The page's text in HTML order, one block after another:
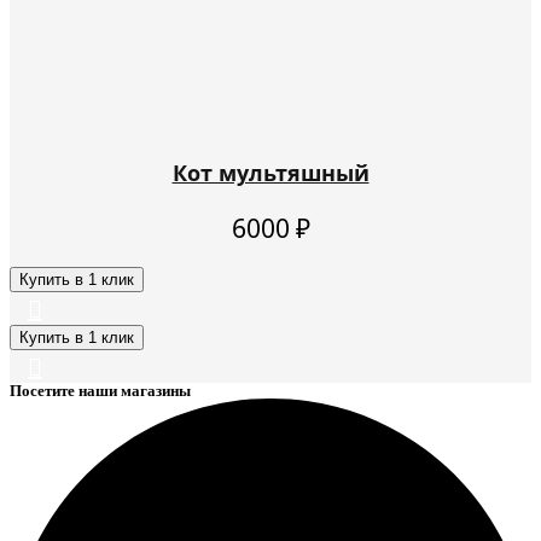
Кот мультяшный
6000 ₽
Купить в 1 клик
Купить в 1 клик
Посетите наши магазины